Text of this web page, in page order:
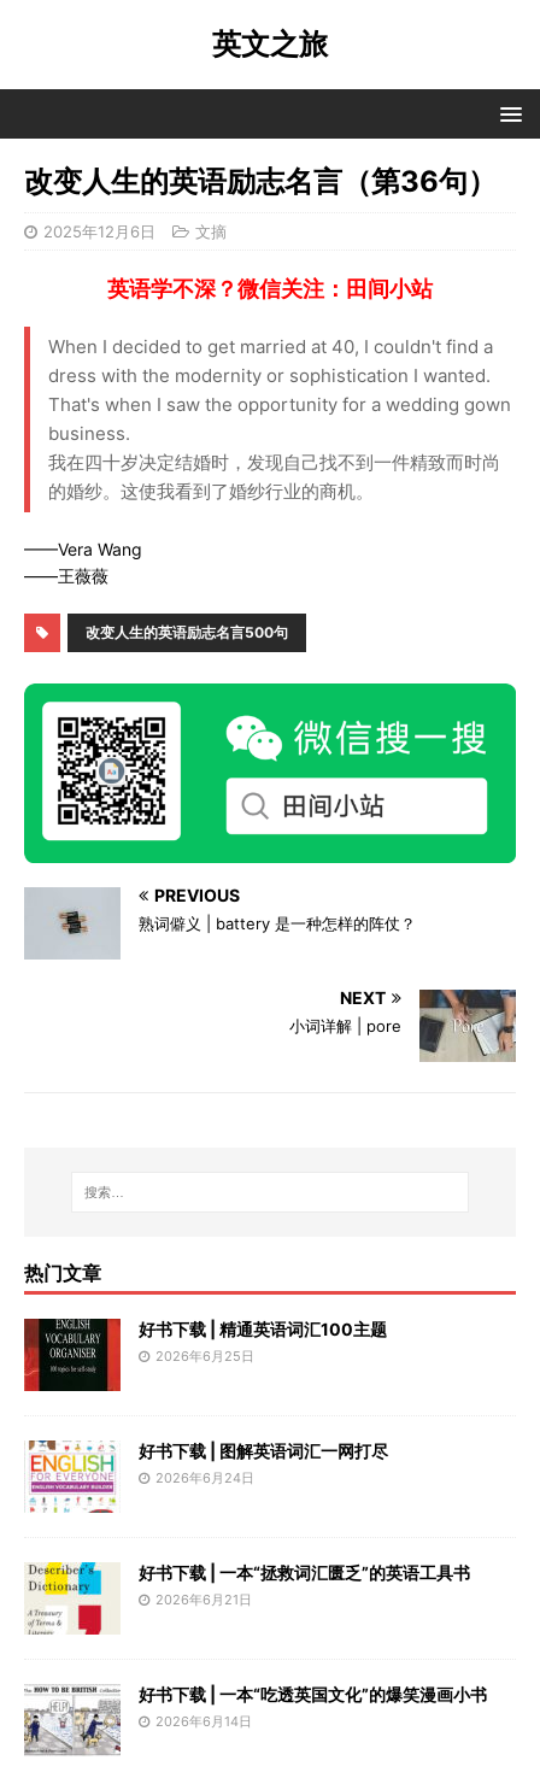
英文之旅
改变人生的英语励志名言（第36句）
2025年12月6日 文摘
英语学不深？微信关注：田间小站
When I decided to get married at 40, I couldn't find a
dress with the modernity or sophistication I wanted.
That's when I saw the opportunity for a wedding gown
business.
我在四十岁决定结婚时，发现自己找不到一件精致而时尚
的婚纱。这使我看到了婚纱行业的商机。
——Vera Wang
——王薇薇
改变人生的英语励志名言500句
PREVIOUS
熟词僻义 | battery 是一种怎样的阵仗？
NEXT
小词详解 | pore
热门文章
好书下载 | 精通英语词汇100主题
2026年6月25日
好书下载 | 图解英语词汇一网打尽
2026年6月24日
好书下载 | 一本“拯救词汇匮乏”的英语工具书
2026年6月21日
好书下载 | 一本“吃透英国文化”的爆笑漫画小书
2026年6月14日